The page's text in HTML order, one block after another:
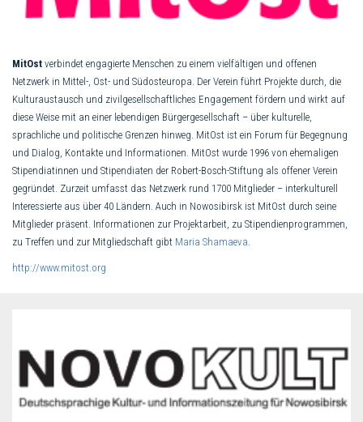
MitOst verbindet engagierte Menschen zu einem vielfältigen und offenen
Netzwerk in Mittel-, Ost- und Südosteuropa. Der Verein führt Projekte durch, die
Kulturaustausch und zivilgesellschaftliches Engagement fördern und wirkt auf
diese Weise mit an einer lebendigen Bürgergesellschaft – über kulturelle,
sprachliche und politische Grenzen hinweg. MitOst ist ein Forum für Begegnung
und Dialog, Kontakte und Informationen. MitOst wurde 1996 von ehemaligen
Stipendiatinnen und Stipendiaten der Robert-Bosch-Stiftung als offener Verein
gegründet. Zurzeit umfasst das Netzwerk rund 1700 Mitglieder – interkulturell
Interessierte aus über 40 Ländern. Auch in Nowosibirsk ist MitOst durch seine
Mitglieder präsent. Informationen zur Projektarbeit, zu Stipendienprogrammen,
zu Treffen und zur Mitgliedschaft gibt Maria Shamaeva.
http://www.mitost.org